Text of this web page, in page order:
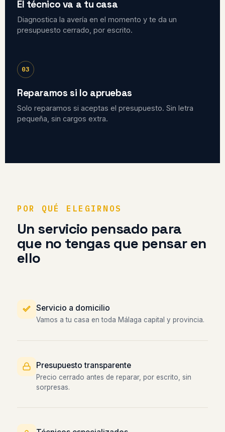
El técnico va a tu casa
Diagnostica la avería en el momento y te da un
presupuesto cerrado, por escrito.
03
Reparamos si lo apruebas
Solo reparamos si aceptas el presupuesto. Sin letra
pequeña, sin cargos extra.
POR QUÉ ELEGIRNOS
Un servicio pensado para
que no tengas que pensar en
ello
Servicio a domicilio
Vamos a tu casa en toda Málaga capital y provincia.
Presupuesto transparente
Precio cerrado antes de reparar, por escrito, sin
sorpresas.